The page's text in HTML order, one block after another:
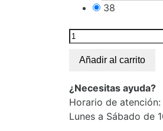
38
Añadir al carrito
¿Necesitas ayuda?
Horario de atención:
Lunes a Sábado de